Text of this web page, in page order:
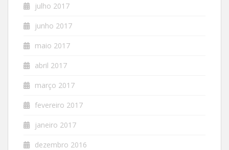
julho 2017
junho 2017
maio 2017
abril 2017
março 2017
fevereiro 2017
janeiro 2017
dezembro 2016